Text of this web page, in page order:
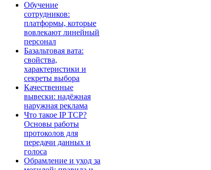
Обучение
сотрудников:
платформы, которые
вовлекают линейный
персонал
Базальтовая вата:
свойства,
характеристики и
секреты выбора
Качественные
вывески: надёжная
наружная реклама
Что такое IP TCP?
Основы работы
протоколов для
передачи данных и
голоса
Обрамление и уход за